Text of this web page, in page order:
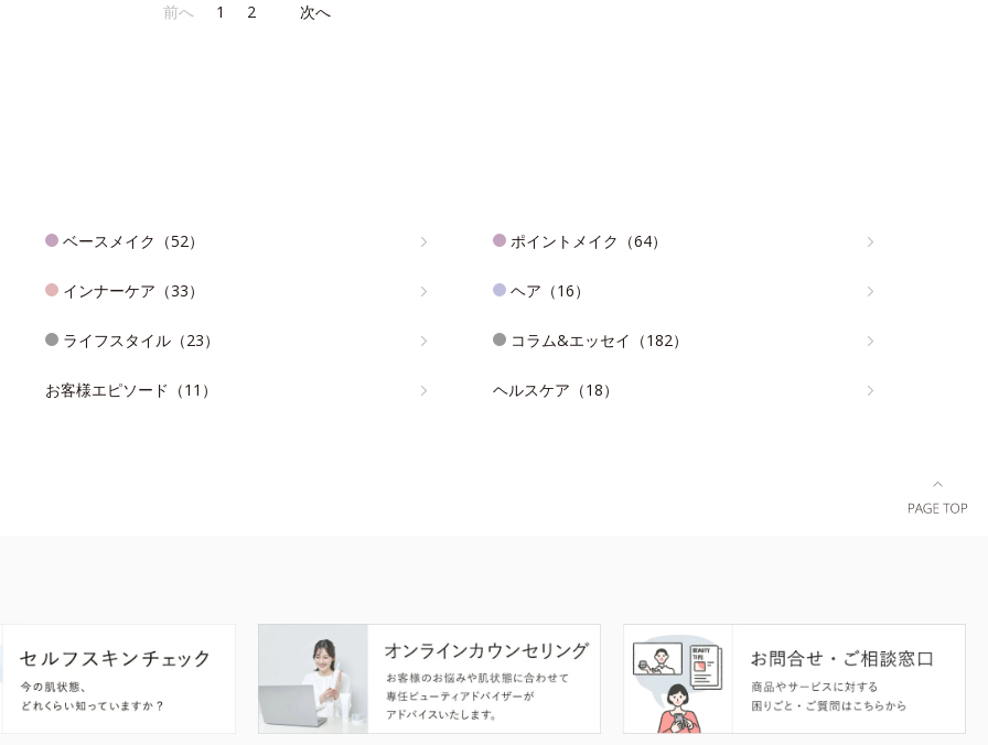
前へ 1 2 次へ
ベースメイク（52） ポイントメイク（64）
インナーケア（33） ヘア（16）
ライフスタイル（23） コラム&エッセイ（182）
お客様エピソード（11） ヘルスケア（18）